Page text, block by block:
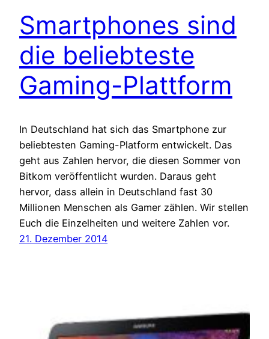
Smartphones sind
die beliebteste
Gaming-Plattform
In Deutschland hat sich das Smartphone zur
beliebtesten Gaming-Platform entwickelt. Das
geht aus Zahlen hervor, die diesen Sommer von
Bitkom veröffentlicht wurden. Daraus geht
hervor, dass allein in Deutschland fast 30
Millionen Menschen als Gamer zählen. Wir stellen
Euch die Einzelheiten und weitere Zahlen vor.
21. Dezember 2014